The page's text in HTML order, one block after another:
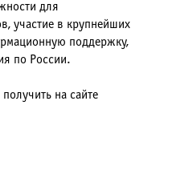
для
участие в крупнейших
поддержку,
по России.
на сайте